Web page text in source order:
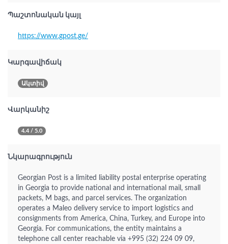
Պաշտոնական կայլ
https://www.gpost.ge/
Կարգավիճակ
Ակտիվ
Վարկանիշ
4.4 / 5.0
Նկարագրություն
Georgian Post is a limited liability postal enterprise operating
in Georgia to provide national and international mail, small
packets, M bags, and parcel services. The organization
operates a Maleo delivery service to import logistics and
consignments from America, China, Turkey, and Europe into
Georgia. For communications, the entity maintains a
telephone call center reachable via +995 (32) 224 09 09,